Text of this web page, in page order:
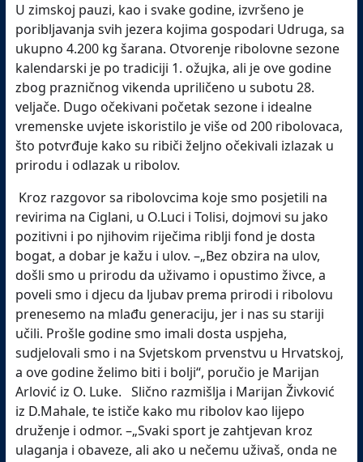
U zimskoj pauzi, kao i svake godine, izvršeno je
poribljavanja svih jezera kojima gospodari Udruga, sa
ukupno 4.200 kg šarana. Otvorenje ribolovne sezone
kalendarski je po tradiciji 1. ožujka, ali je ove godine
zbog prazničnog vikenda upriličeno u subotu 28.
veljače. Dugo očekivani početak sezone i idealne
vremenske uvjete iskoristilo je više od 200 ribolovaca,
što potvrđuje kako su ribiči željno očekivali izlazak u
prirodu i odlazak u ribolov.
Kroz razgovor sa ribolovcima koje smo posjetili na
revirima na Ciglani, u O.Luci i Tolisi, dojmovi su jako
pozitivni i po njihovim riječima riblji fond je dosta
bogat, a dobar je kažu i ulov. –„Bez obzira na ulov,
došli smo u prirodu da uživamo i opustimo živce, a
poveli smo i djecu da ljubav prema prirodi i ribolovu
prenesemo na mlađu generaciju, jer i nas su stariji
učili. Prošle godine smo imali dosta uspjeha,
sudjelovali smo i na Svjetskom prvenstvu u Hrvatskoj,
a ove godine želimo biti i bolji“, poručio je Marijan
Arlović iz O. Luke. Slično razmišlja i Marijan Živković
iz D.Mahale, te ističe kako mu ribolov kao lijepo
druženje i odmor. –„Svaki sport je zahtjevan kroz
ulaganja i obaveze, ali ako u nečemu uživaš, onda ne